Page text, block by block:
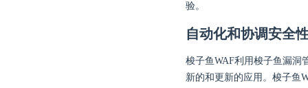
验。
自动化和协调安全性
梭子鱼WAF利用梭子鱼漏洞
新的和更新的应用。梭子鱼